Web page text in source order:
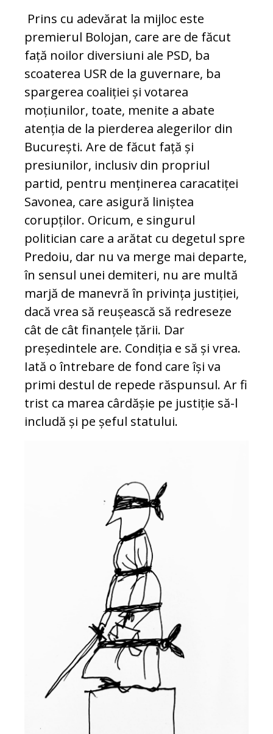
Prins cu adevărat la mijloc este
premierul Bolojan, care are de făcut
față noilor diversiuni ale PSD, ba
scoaterea USR de la guvernare, ba
spargerea coaliției și votarea
moțiunilor, toate, menite a abate
atenția de la pierderea alegerilor din
București. Are de făcut față și
presiunilor, inclusiv din propriul
partid, pentru menținerea caracatiței
Savonea, care asigură liniștea
corupților. Oricum, e singurul
politician care a arătat cu degetul spre
Predoiu, dar nu va merge mai departe,
în sensul unei demiteri, nu are multă
marjă de manevră în privința justiției,
dacă vrea să reușească să redreseze
cât de cât finanțele țării. Dar
președintele are. Condiția e să și vrea.
Iată o întrebare de fond care își va
primi destul de repede răspunsul. Ar fi
trist ca marea cârdășie pe justiție să-l
includă și pe șeful statului.